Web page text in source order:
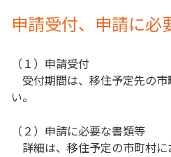
申請受付、申請に必
（１）申請受付
受付期間は、移住予定先の
い。
（２）申請に必要な書類等
詳細は、移住予定の市町村に